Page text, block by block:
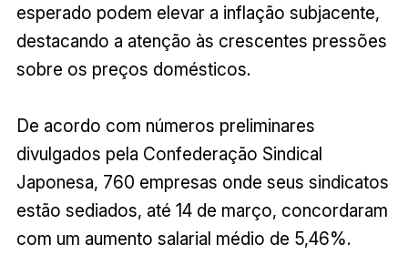
esperado podem elevar a inflação subjacente,
destacando a atenção às crescentes pressões
sobre os preços domésticos.
De acordo com números preliminares
divulgados pela Confederação Sindical
Japonesa, 760 empresas onde seus sindicatos
estão sediados, até 14 de março, concordaram
com um aumento salarial médio de 5,46%.